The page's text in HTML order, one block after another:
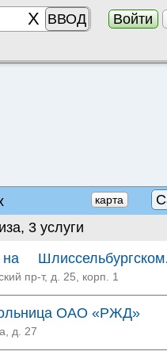
ВВОД Войти
карта
3 услуги
пр-т, д. 25, корп. 1
ОАО «РЖД»
д. 27